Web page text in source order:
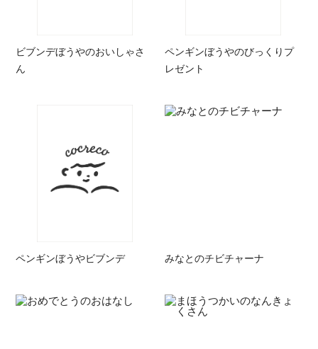
ビブンデぼうやのおいしゃさ
ん
ペンギンぼうやのびっくりプ
レゼント
ペンギンぼうやビブンデ みなとのチビチャーナ